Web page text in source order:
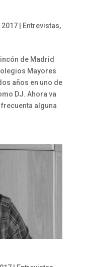
2017| Entrevistas,
de Madrid
Mayores
años en uno de
DJ. Ahora va
alguna